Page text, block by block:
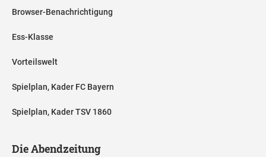
Browser-Benachrichtigung
Ess-Klasse
Vorteilswelt
Spielplan, Kader FC Bayern
Spielplan, Kader TSV 1860
Die Abendzeitung